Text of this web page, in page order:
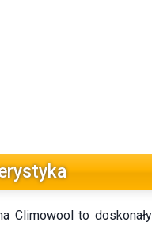
Climowool to